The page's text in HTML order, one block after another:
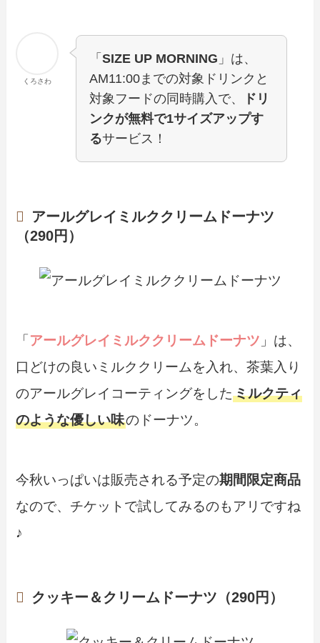
くろさわ
「SIZE UP MORNING 」は、
AM11:00までの対象ドリンクと
対象フードの同時購入で、
ドリ
ンクが無料で1サイズアップす
るサービス！
アールグレイミルククリームドーナツ
（290円）
「アールグレイミルククリームドーナツ 」は、
口どけの良いミルククリームを入れ、茶葉入り
のアールグレイコーティングをしたミルクティ
のような優しい味のドーナツ。
今秋いっぱいは販売される予定の期間限定商品
なので、チケットで試してみるのもアリですね
♪
クッキー＆クリームドーナツ（290円）